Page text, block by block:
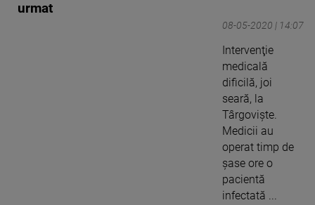
urmat
08-05-2020 | 14:07
Intervenţie
medicală
dificilă, joi
seară, la
Târgovişte.
Medicii au
operat timp de
şase ore o
pacientă
infectată ...